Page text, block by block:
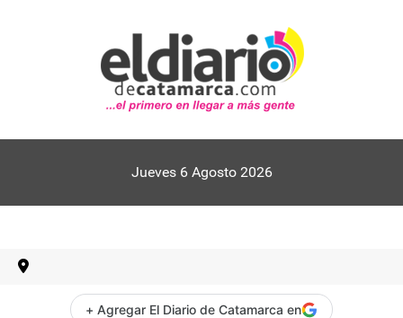
Jueves 6 Agosto 2026
+ Agregar El Diario de Catamarca en